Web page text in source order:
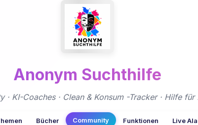
Anonym Suchthilfe
· KI-Coaches · Clean & Konsum -Tracker · Hilfe
Bücher Community Funktionen Live